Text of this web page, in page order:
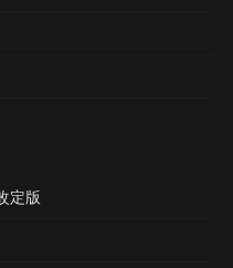
定版